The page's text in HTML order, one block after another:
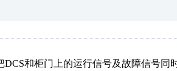
和柜门上的运行信号及故障信号同